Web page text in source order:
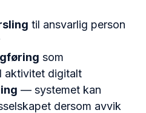
til ansvarlig person
som
aktivitet digitalt
— systemet kan
dersom avvik